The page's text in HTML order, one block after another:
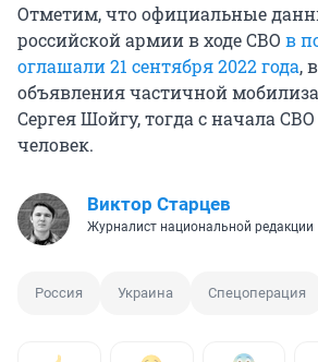
Отметим, что официальные
российской армии в ходе СВО в
оглашали 21 сентября 2022 года,
объявления частичной
Сергея Шойгу, тогда с начала
человек.
Виктор Старцев
Журналист национальной редакции
Россия Украина Спецоперация